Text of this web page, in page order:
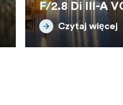
F/2.8 Di III-A
Czytaj więcej